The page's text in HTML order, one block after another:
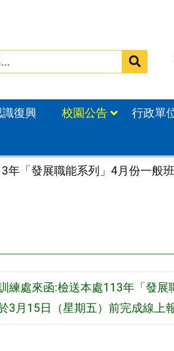
搜
識復興 校園公告 行政單
「發展職能系列」4月份一般
練處來函:檢送本處113年「發展
3月15日（星期五）前完成線上